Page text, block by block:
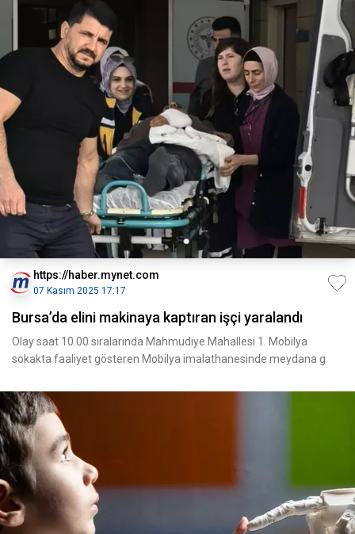
https://haber.mynet.com
07 Kasım 2025 17:17
Bursa’da elini makinaya kaptıran işçi yaralandı
Olay saat 10.00 sıralarında Mahmudiye Mahallesi 1. Mobilya
sokakta faaliyet gösteren Mobilya imalathanesinde meydana g